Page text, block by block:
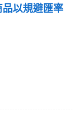
以規避匯率